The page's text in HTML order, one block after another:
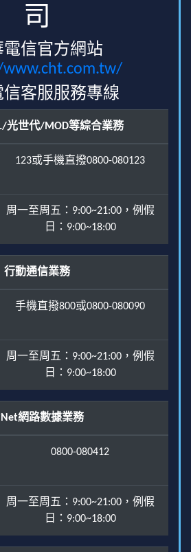
司
電信官方網站
信客服服務專線
光世代/MOD等綜合業務
123或手機直撥0800-080123
周一至周五：9:00~21:00，例假
日：9:00~18:00
行動通信業務
手機直撥800或0800-080090
周一至周五：9:00~21:00，例假
日：9:00~18:00
網路數據業務
0800-080412
周一至周五：9:00~21:00，例假
日：9:00~18:00